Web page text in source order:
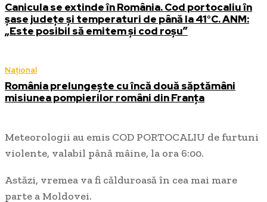
Canicula se extinde în România. Cod portocaliu în
șase județe și temperaturi de până la 41°C. ANM:
„Este posibil să emitem și cod roșu”
Național
România prelungește cu încă două săptămâni
misiunea pompierilor români din Franța
Meteorologii au emis COD PORTOCALIU de furtuni
violente, valabil până mâine, la ora 6:00.
Astăzi, vremea va fi călduroasă în cea mai mare
parte a Moldovei.